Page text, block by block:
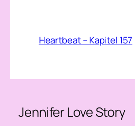
Heartbeat – Kapitel 157
Jennifer Love Story